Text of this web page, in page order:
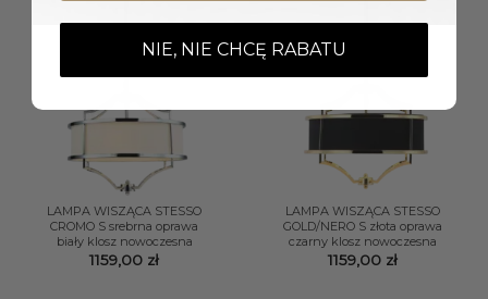
LAMPA WISZĄCA STESSO
CROMO S srebrna oprawa
biały klosz nowoczesna
1159,00 zł
LAMPA WISZĄCA STESSO
GOLD/NERO S złota oprawa
czarny klosz nowoczesna
1159,00 zł
NIE, NIE CHCĘ RABATU